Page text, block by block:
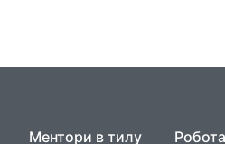
Ментори в тилу